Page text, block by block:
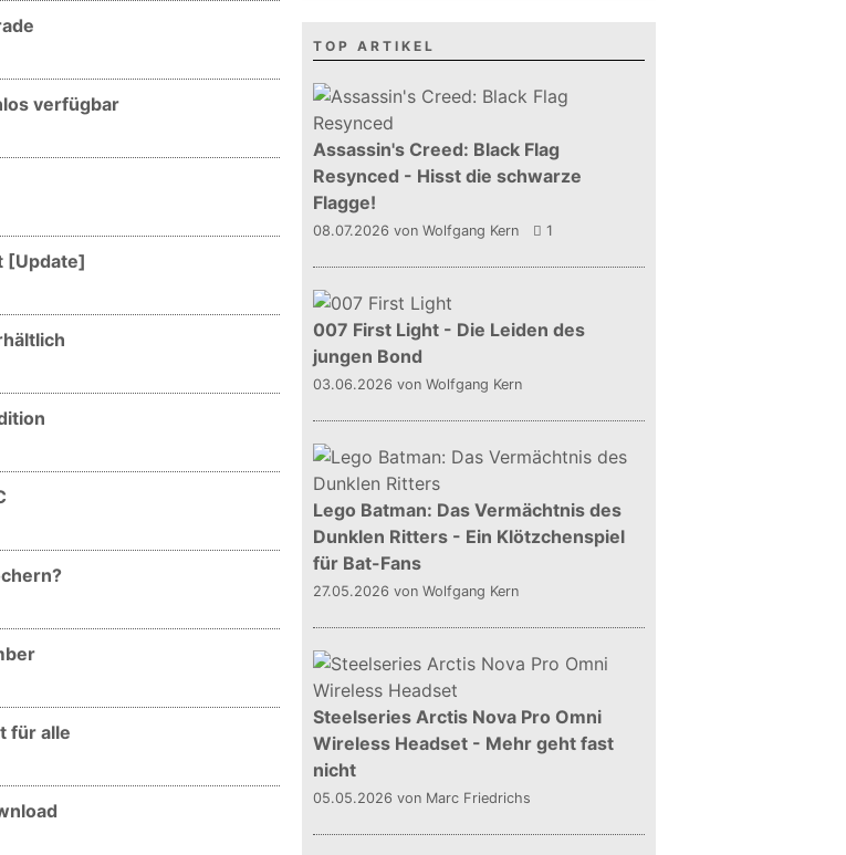
verfügbar
[Update]
für alle
TOP ARTIKEL
Assassin's Creed: Black Flag
Resynced - Hisst die schwarze
Flagge!
08.07.2026 von Wolfgang Kern 1
007 First Light - Die Leiden des
jungen Bond
03.06.2026 von Wolfgang Kern
Lego Batman: Das Vermächtnis des
Dunklen Ritters - Ein Klötzchenspiel
für Bat-Fans
27.05.2026 von Wolfgang Kern
Steelseries Arctis Nova Pro Omni
Wireless Headset - Mehr geht fast
nicht
05.05.2026 von Marc Friedrichs